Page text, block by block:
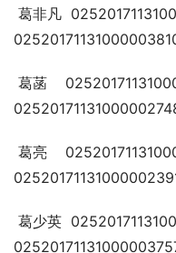
葛非凡
葛菡
葛亮
葛少英